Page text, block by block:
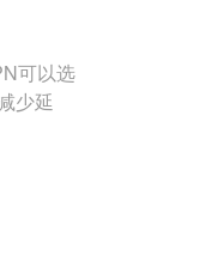
可以选
少延